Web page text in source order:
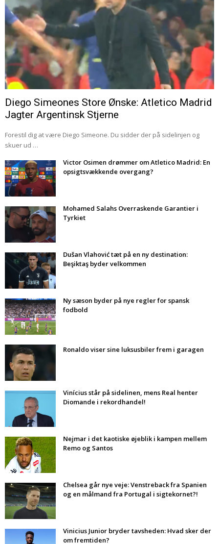
Diego Simeones Store Ønske: Atletico Madrid
Jagter Argentinsk Stjerne
Forestil dig at være Diego Simeone. Du sidder der på sidelinjen og
skuer ud …
Victor Osimen drømmer om Atletico Madrid: En
opsigtsvækkende overgang?
Mohamed Salahs Overraskende Garantier i
Tyrkiet
Dušan Vlahović tæt på en ny destination:
Beşiktaş byder velkommen
Ny sæson byder på nye regler for spansk
fodbold
Ronaldo viser sine luksusbiler frem i garagen
Vinícius står på sidelinen, mens Real henter
Diomande i rekordhandel!
Nejmar i det kaotiske øjeblik i kampen mellem
Remo og Santos
Chelsea går nye veje: Venstreback fra Spanien
og en målmand fra Portugal i sigtekornet?!
Vinicius Junior bryder tavsheden: Hvad sker der
om fremtiden?